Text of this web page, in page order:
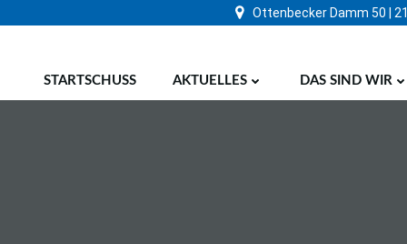
Ottenbecker Damm 50 |
STARTSCHUSS AKTUELLES DAS SIND WIR